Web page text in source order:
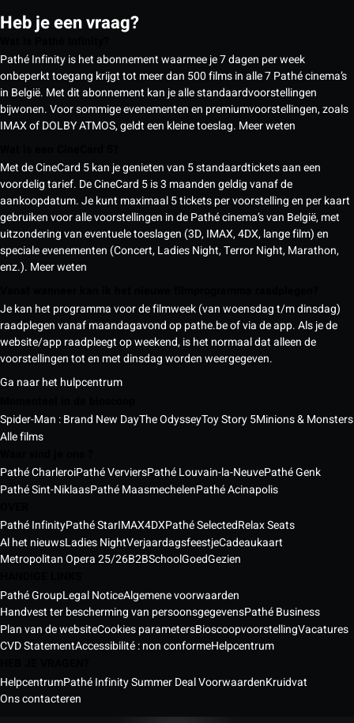
Heb je een vraag?
Pathé Infinity is het abonnement waarmee je 7 dagen per week
onbeperkt toegang krijgt tot meer dan 500 films in alle 7 Pathé cinema’s
in België. Met dit abonnement kan je alle standaardvoorstellingen
bijwonen. Voor sommige evenementen en premiumvoorstellingen, zoals
IMAX of DOLBY ATMOS, geldt een kleine toeslag. Meer weten
Met de CineCard 5 kan je genieten van 5 standaardtickets aan een
voordelig tarief. De CineCard 5 is 3 maanden geldig vanaf de
aankoopdatum. Je kunt maximaal 5 tickets per voorstelling en per kaart
gebruiken voor alle voorstellingen in de Pathé cinema’s van België, met
uitzondering van eventuele toeslagen (3D, IMAX, 4DX, lange film) en
speciale evenementen (Concert, Ladies Night, Terror Night, Marathon,
enz.). Meer weten
Je kan het programma voor de filmweek (van woensdag t/m dinsdag)
raadplegen vanaf maandagavond op pathe.be of via de app. Als je de
website/app raadpleegt op weekend, is het normaal dat alleen de
voorstellingen tot en met dinsdag worden weergegeven.
Ga naar het hulpcentrum
Spider-Man : Brand New DayThe OdysseyToy Story 5Minions & Monsters
Alle films
Pathé CharleroiPathé VerviersPathé Louvain-la-NeuvePathé Genk
Pathé Sint-NiklaasPathé MaasmechelenPathé Acinapolis
Pathé InfinityPathé StarIMAX4DXPathé SelectedRelax Seats
Al het nieuwsLadies NightVerjaardagsfeestjeCadeaukaart
Metropolitan Opera 25/26B2BSchoolGoedGezien
Pathé GroupLegal NoticeAlgemene voorwaarden
Handvest ter bescherming van persoonsgegevensPathé Business
Plan van de websiteCookies parametersBioscoopvoorstellingVacatures
CVD StatementAccessibilité : non conformeHelpcentrum
HelpcentrumPathé Infinity Summer Deal VoorwaardenKruidvat
Ons contacteren